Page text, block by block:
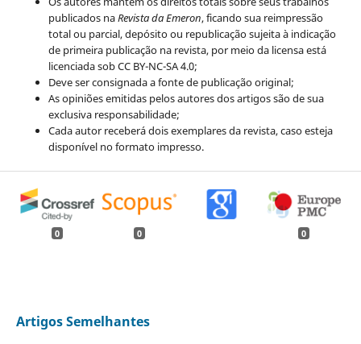
publicados naRevista da Emeron, ficando sua reimpressão
total ou parcial, depósito ou republicação sujeita à indicação
de primeira publicação na revista, por meio da licensa está
licenciada sob CC BY-NC-SA 4.0;
Deve ser consignada a fonte de publicação original;
As opiniões emitidas pelos autores dos artigos são de sua
exclusiva responsabilidade;
Cada autor receberá dois exemplares da revista, caso esteja
disponível no formato impresso.
0 0 0
Artigos Semelhantes